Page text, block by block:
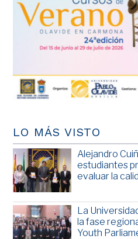
LO MÁS VISTO
Alejandro
estudiantes
evaluar la
La
la fase
Youth